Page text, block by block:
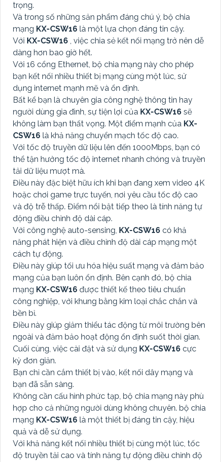
trọng.
Và trong số những sản phẩm đáng chú ý, bộ chia
mạng KX-CSW16 là một lựa chọn đáng tin cậy.
Với KX-CSW16 , việc chia sẻ kết nối mạng trở nên dễ
dàng hơn bao giờ hết.
Với 16 cổng Ethernet, bộ chia mạng này cho phép
bạn kết nối nhiều thiết bị mạng cùng một lúc, sử
dụng internet mạnh mẽ và ổn định.
Bất kể bạn là chuyên gia công nghệ thông tin hay
người dùng gia đình, sự tiện lợi của KX-CSW16 sẽ
không làm bạn thất vọng. Một điểm mạnh của KX-
CSW16 là khả năng chuyển mạch tốc độ cao.
Với tốc độ truyền dữ liệu lên đến 1000Mbps, bạn có
thể tận hưởng tốc độ internet nhanh chóng và truyền
tải dữ liệu mượt mà.
Điều này đặc biệt hữu ích khi bạn đang xem video 4K
hoặc chơi game trực tuyến, nơi yêu cầu tốc độ cao
và độ trễ thấp. Điểm nổi bật tiếp theo là tính năng tự
động điều chỉnh độ dài cáp.
Với công nghệ auto-sensing, KX-CSW16 có khả
năng phát hiện và điều chỉnh độ dài cáp mạng một
cách tự động.
Điều này giúp tối ưu hóa hiệu suất mạng và đảm bảo
mạng của bạn luôn ổn định. Bên cạnh đó, bộ chia
mạng KX-CSW16 được thiết kế theo tiêu chuẩn
công nghiệp, với khung bằng kim loại chắc chắn và
bền bỉ.
Điều này giúp giảm thiểu tác động từ môi trường bên
ngoài và đảm bảo hoạt động ổn định suốt thời gian.
Cuối cùng, việc cài đặt và sử dụng KX-CSW16 cực
kỳ đơn giản.
Bạn chỉ cần cắm thiết bị vào, kết nối dây mạng và
bạn đã sẵn sàng.
Không cần cấu hình phức tạp, bộ chia mạng này phù
hợp cho cả những người dùng không chuyên. bộ chia
mạng KX-CSW16 là một thiết bị đáng tin cậy, hiệu
quả và dễ sử dụng.
Với khả năng kết nối nhiều thiết bị cùng một lúc, tốc
độ truyền tải cao và tính năng tự động điều chỉnh độ